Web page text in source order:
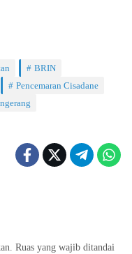
BRIN
Pencemaran Cisadane
Ruas yang wajib ditandai